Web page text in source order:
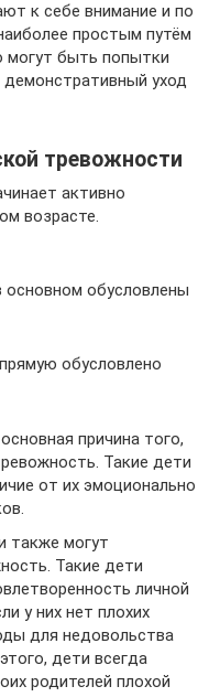
к себе внимание и по
простым путём
могут быть попытки
демонстративный уход
тревожности
активно
возрасте.
обусловлены
обусловлено
причина того,
Такие дети
от их эмоционально
также могут
Такие дети
личной
у них нет плохих
для недовольства
дети всегда
родителей плохой